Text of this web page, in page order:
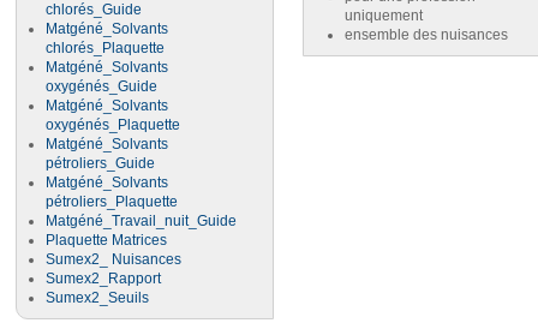
chlorés_Guide
Matgéné_Solvants
chlorés_Plaquette
Matgéné_Solvants
oxygénés_Guide
Matgéné_Solvants
oxygénés_Plaquette
Matgéné_Solvants
pétroliers_Guide
Matgéné_Solvants
pétroliers_Plaquette
Matgéné_Travail_nuit_Guide
Plaquette Matrices
Sumex2_ Nuisances
Sumex2_Rapport
Sumex2_Seuils
uniquement
ensemble des nuisances